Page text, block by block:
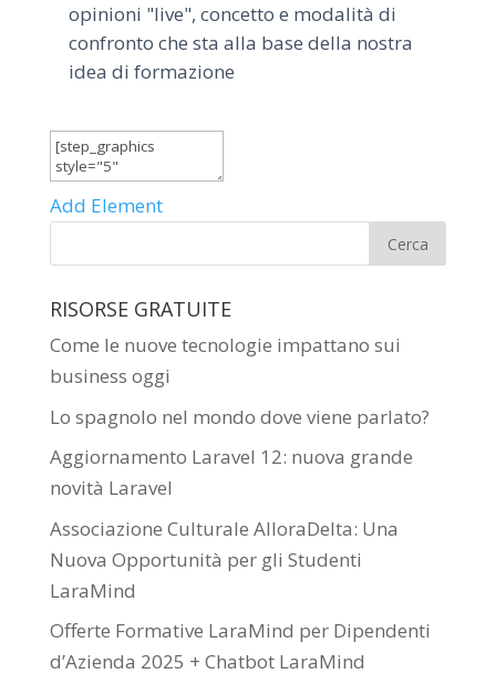
opinioni "live", concetto e modalità di
confronto che sta alla base della nostra
idea di formazione
Add Element
RISORSE GRATUITE
Come le nuove tecnologie impattano sui
business oggi
Lo spagnolo nel mondo dove viene parlato?
Aggiornamento Laravel 12: nuova grande
novità Laravel
Associazione Culturale AlloraDelta: Una
Nuova Opportunità per gli Studenti
LaraMind
Offerte Formative LaraMind per Dipendenti
d’Azienda 2025 + Chatbot LaraMind